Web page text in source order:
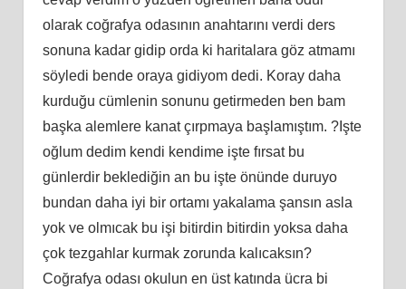
olarak coğrafya odasının anahtarını verdi ders
sonuna kadar gidip orda ki haritalara göz atmamı
söyledi bende oraya gidiyom dedi. Koray daha
kurduğu cümlenin sonunu getirmeden ben bam
başka alemlere kanat çırpmaya başlamıştım. ?Işte
oğlum dedim kendi kendime işte fırsat bu
günlerdir beklediğin an bu işte önünde duruyo
bundan daha iyi bir ortamı yakalama şansın asla
yok ve olmıcak bu işi bitirdin bitirdin yoksa daha
çok tezgahlar kurmak zorunda kalıcaksın?
Coğrafya odası okulun en üst katında ücra bi